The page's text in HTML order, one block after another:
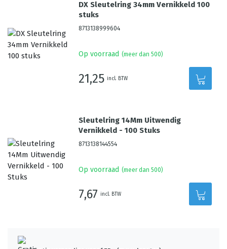
DX Sleutelring 34mm Vernikkeld 100
stuks
8713138999604
Op voorraad (meer dan 500)
21,25 incl. BTW
Sleutelring 14Mm Uitwendig
Vernikkeld - 100 Stuks
8713138144554
Op voorraad (meer dan 500)
7,67 incl. BTW